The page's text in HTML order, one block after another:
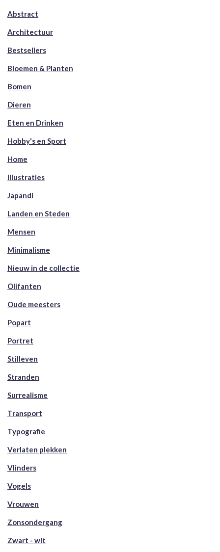
Abstract
Architectuur
Bestsellers
Bloemen & Planten
Bomen
Dieren
Eten en Drinken
Hobby's en Sport
Home
Illustraties
Japandi
Landen en Steden
Mensen
Minimalisme
Nieuw in de collectie
Olifanten
Oude meesters
Popart
Portret
Stilleven
Stranden
Surrealisme
Transport
Typografie
Verlaten plekken
Vlinders
Vogels
Vrouwen
Zonsondergang
Zwart - wit